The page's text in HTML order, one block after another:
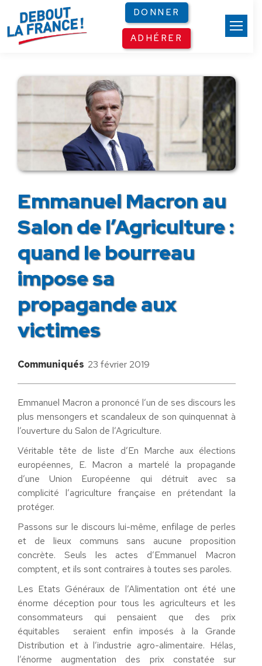
DONNER
ADHÉRER
Emmanuel Macron au
Salon de l’Agriculture :
quand le bourreau
impose sa
propagande aux
victimes
Communiqués 23 février 2019
Emmanuel Macron a prononcé l’un de ses discours les
plus mensongers et scandaleux de son quinquennat à
l’ouverture du Salon de l’Agriculture.
Véritable tête de liste d’En Marche aux élections
européennes, E. Macron a martelé la propagande
d’une Union Européenne qui détruit avec sa
complicité l’agriculture française en prétendant la
protéger.
Passons sur le discours lui-même, enfilage de perles
et de lieux communs sans aucune proposition
concrète. Seuls les actes d’Emmanuel Macron
comptent, et ils sont contraires à toutes ses paroles.
Les Etats Généraux de l’Alimentation ont été une
énorme déception pour tous les agriculteurs et les
consommateurs qui pensaient que des prix
équitables seraient enfin imposés à la Grande
Distribution et à l’industrie agro-alimentaire. Hélas,
l’énorme augmentation des prix constatée sur
Panneau de gestion des cookies